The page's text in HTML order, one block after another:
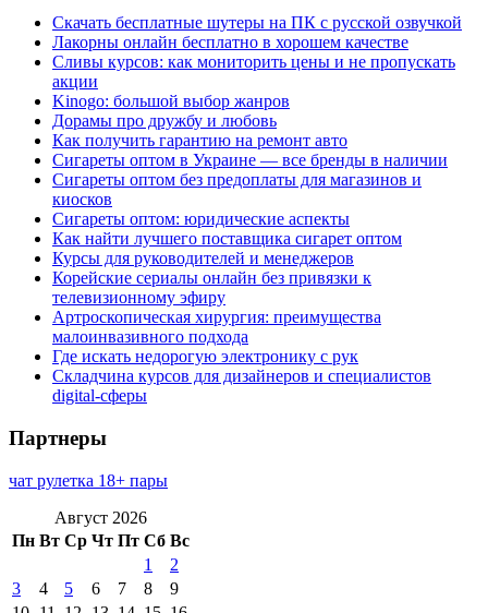
Скачать бесплатные шутеры на ПК с русской озвучкой
Лакорны онлайн бесплатно в хорошем качестве
Сливы курсов: как мониторить цены и не пропускать
акции
Kinogo: большой выбор жанров
Дорамы про дружбу и любовь
Как получить гарантию на ремонт авто
Сигареты оптом в Украине — все бренды в наличии
Сигареты оптом без предоплаты для магазинов и
киосков
Сигареты оптом: юридические аспекты
Как найти лучшего поставщика сигарет оптом
Курсы для руководителей и менеджеров
Корейские сериалы онлайн без привязки к
телевизионному эфиру
Артроскопическая хирургия: преимущества
малоинвазивного подхода
Где искать недорогую электронику с рук
Складчина курсов для дизайнеров и специалистов
digital-сферы
Партнеры
чат рулетка 18+ пары
Август 2026
Пн Вт Ср Чт Пт Сб Вс
1
2
3
4 5 6 7 8
9